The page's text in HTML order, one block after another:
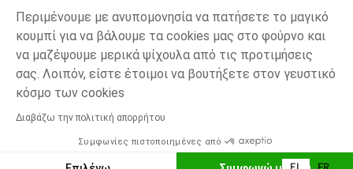
Περιμένουμε με ανυπομονησία να πατήσετε το μαγικό
κουμπί για να βάλουμε τα cookies μας στο φούρνο και
να μαζέψουμε μερικά ψίχουλα από τις προτιμήσεις
σας. Λοιπόν, είστε έτοιμοι να βουτήξετε στον γευστικό
κόσμο των cookies
Διαβάζω την πολιτική απορρήτου
Συμφωνίες πιστοποιημένες από
Πολύχρωμο
one
Δυνατότητα πληρωμής με
ΠΡΟΣΘΉΚΗ ΣΤΟ ΚΑΛΆΘΙ
*Εμπορικες προσφορες
Προσωπικά δεδομένα
Διαχείρηση των cookies
Προσβασιμότητα: μη συμμορφούμενη
H Orchestra συμμετέχει στον κωδικά δεοντολογίας και στο σύστημα
μεσολάβησης της Γαλλικής Ομοσπονδίας Ηλεκτρονικού Εμπορίου.